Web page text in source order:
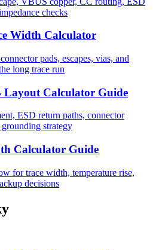
checks
Width Calculator
pads, escapes, vias, and
long trace run
Layout Calculator Guide
ESD return paths, connector
strategy
Calculator Guide
for trace width, temperature rise,
decisions